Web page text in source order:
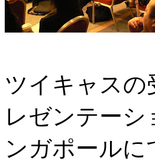
ツイキャスの
レゼンテー
ンガポール